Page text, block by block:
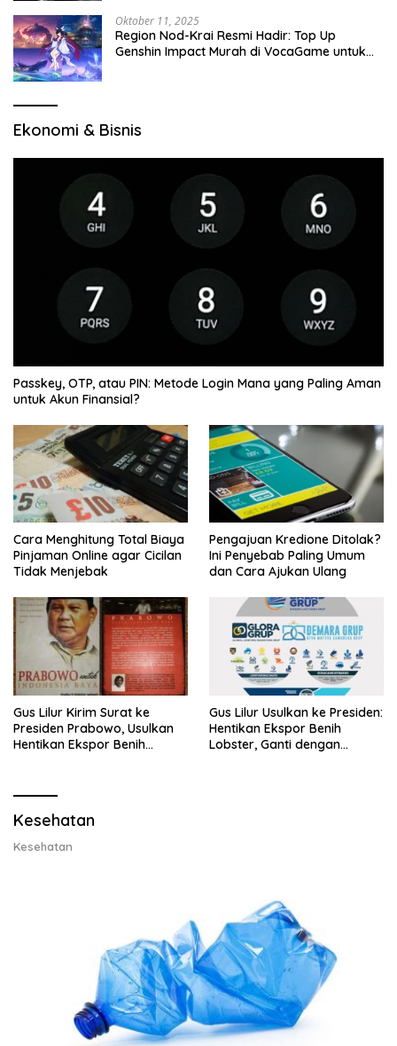
Oktober 11, 2025
Region Nod-Krai Resmi Hadir: Top Up
Genshin Impact Murah di VocaGame untuk
Ekonomi & Bisnis
Passkey, OTP, atau PIN: Metode Login Mana yang Paling Aman
untuk Akun Finansial?
Cara Menghitung Total Biaya
Pinjaman Online agar Cicilan
Tidak Menjebak
Pengajuan Kredione Ditolak?
Ini Penyebab Paling Umum
dan Cara Ajukan Ulang
Gus Lilur Kirim Surat ke
Presiden Prabowo, Usulkan
Hentikan Ekspor Benih
Gus Lilur Usulkan ke Presiden:
Hentikan Ekspor Benih
Lobster, Ganti dengan
Kesehatan
Kesehatan